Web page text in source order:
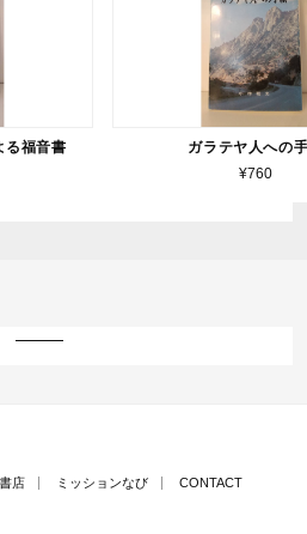
福音書
ガラテヤ人への
¥760
店 ミッションなび CONTACT